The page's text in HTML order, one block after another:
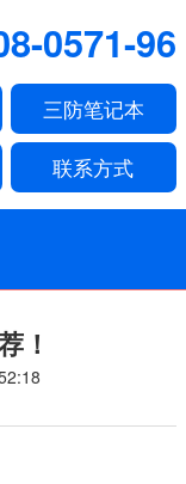
0571-96
三防笔记本
联系方式
！